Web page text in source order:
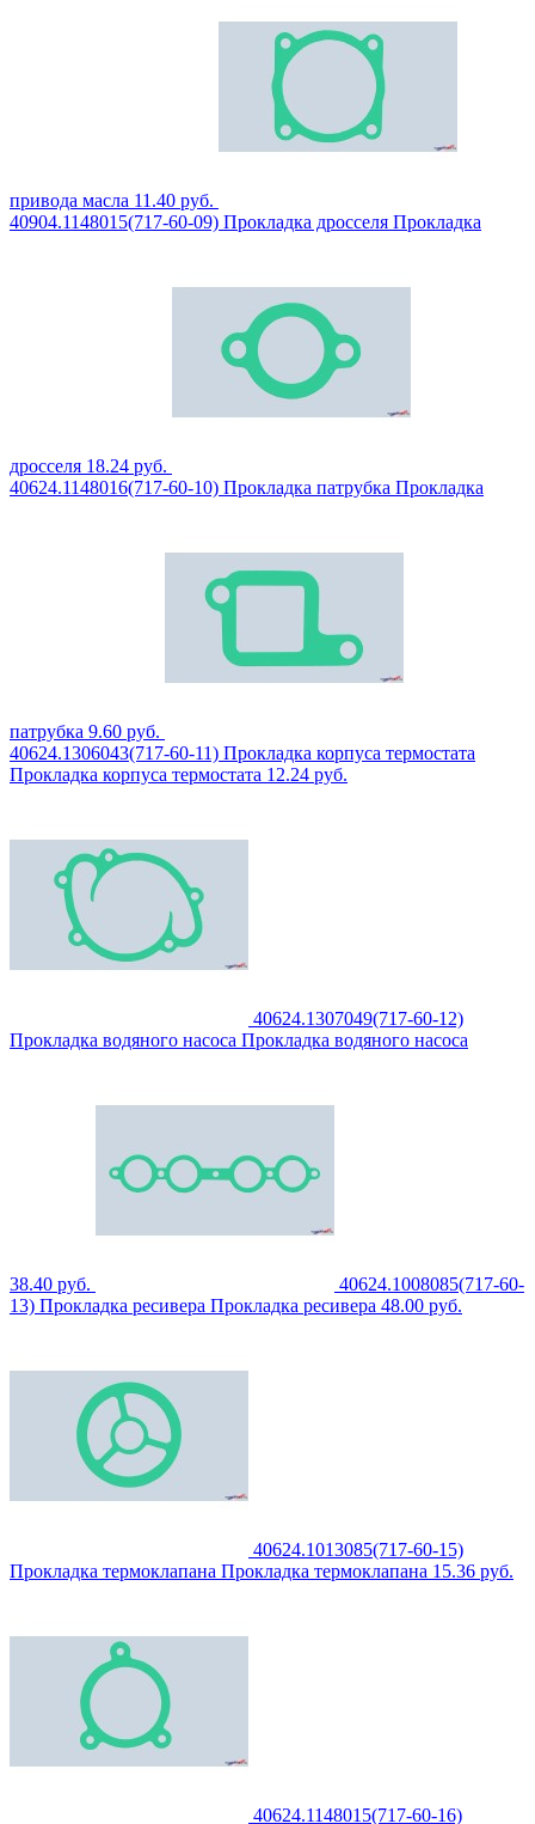
привода масла 11.40 руб.
40904.1148015(717-60-09) Прокладка дросселя Прокладка
дросселя 18.24 руб.
40624.1148016(717-60-10) Прокладка патрубка Прокладка
патрубка 9.60 руб.
40624.1306043(717-60-11) Прокладка корпуса термостата
Прокладка корпуса термостата 12.24 руб.
40624.1307049(717-60-12)
Прокладка водяного насоса Прокладка водяного насоса
38.40 руб.
40624.1008085(717-60-
13) Прокладка ресивера Прокладка ресивера 48.00 руб.
40624.1013085(717-60-15)
Прокладка термоклапана Прокладка термоклапана 15.36 руб.
40624.1148015(717-60-16)